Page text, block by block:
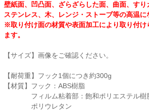
衛生用品・ヘルスケア
壁紙面、凹凸面、ざらざらした面、曲面、すり
ステンレス、木、レンジ・ストーブ等の高温に
※取り付け面の材質や表面加工により取り付け
ます。
【サイズ】画像をご確認ください。
【耐荷重】フック1個につき約300g
【材質】フック：ABS樹脂
フィルム粘着部：飽和ポリエステル樹
ポリウレタン